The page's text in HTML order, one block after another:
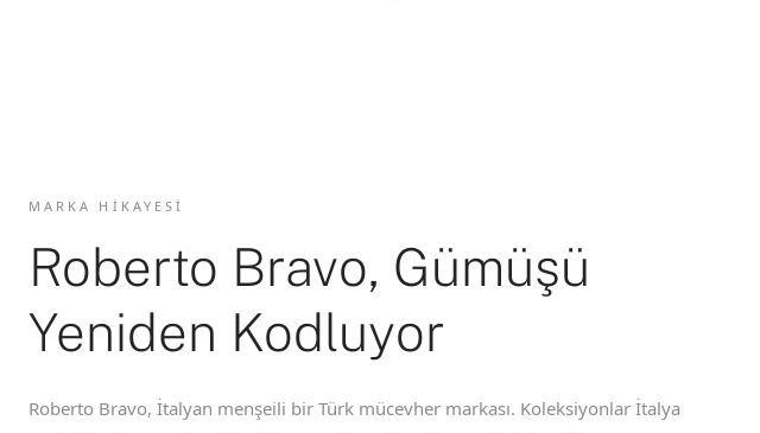
MARKA HIKAYESI
Roberto Bravo, Gümüşü
Yeniden Kodluyor
Roberto Bravo, İtalyan menşeili bir Türk mücevher markası. Koleksiyonlar İtalya